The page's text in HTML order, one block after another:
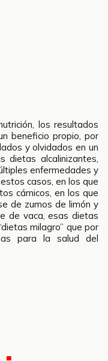
los resultados
beneficio propio, por
y olvidados en un
dietas alcalinizantes,
enfermedades y
casos, en los que
cárnicos, en los que
de zumos de limón y
de vaca, esas dietas
milagro” que por
para la salud del